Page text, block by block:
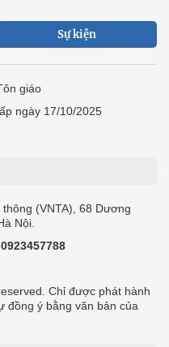
Sự kiện
giáo
ngày 17/10/2025
(VNTA), 68 Dương
Nội.
0923457788
Chỉ được phát hành
đồng ý bằng văn bản của